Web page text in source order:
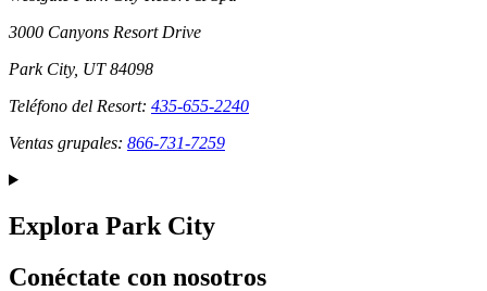
3000 Canyons Resort Drive
Park City, UT 84098
Teléfono del Resort: 435-655-2240
Ventas grupales: 866-731-7259
Explora Park City
Conéctate con nosotros